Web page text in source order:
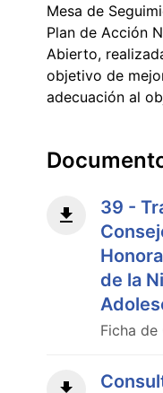
Mesa de
Plan de Acción
Abierto,
objetivo de
adecuación al
39 -
de la
Ficha